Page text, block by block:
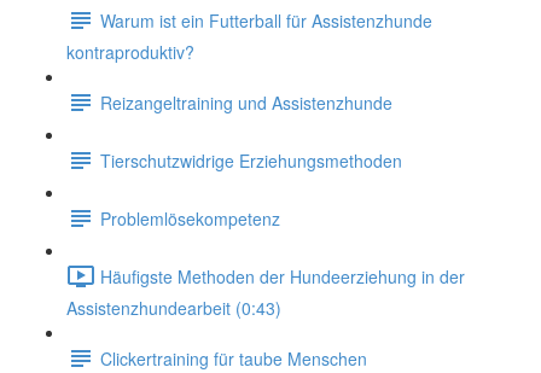
Warum ist ein Futterball für Assistenzhunde
kontraproduktiv?
Reizangeltraining und Assistenzhunde
Tierschutzwidrige Erziehungsmethoden
Problemlösekompetenz
Häufigste Methoden der Hundeerziehung in der
Assistenzhundearbeit (0:43)
Clickertraining für taube Menschen